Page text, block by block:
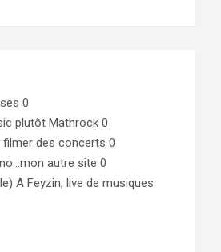
0
plutôt Mathrock 0
des concerts 0
autre site 0
A Feyzin, live de musiques